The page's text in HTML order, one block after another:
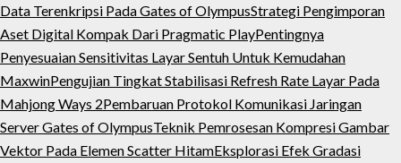
Data Terenkripsi Pada Gates of OlympusStrategi Pengimporan
Aset Digital Kompak Dari Pragmatic PlayPentingnya
Penyesuaian Sensitivitas Layar Sentuh Untuk Kemudahan
MaxwinPengujian Tingkat Stabilisasi Refresh Rate Layar Pada
Mahjong Ways 2Pembaruan Protokol Komunikasi Jaringan
Server Gates of OlympusTeknik Pemrosesan Kompresi Gambar
Vektor Pada Elemen Scatter HitamEksplorasi Efek Gradasi